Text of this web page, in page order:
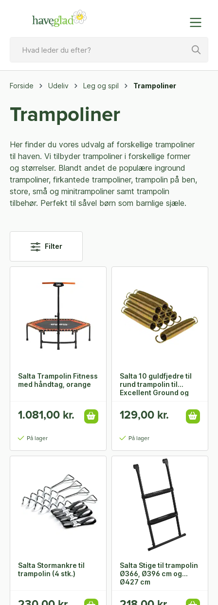
Forside Udeliv Leg og spil Trampoliner
Trampoliner
Her finder du vores udvalg af forskellige trampoliner
til haven. Vi tilbyder trampoliner i forskellige former
og størrelser. Blandt andet de populære inground
trampoliner, firkantede trampoliner, trampolin på ben,
store, små og minitrampoliner samt trampolin
tilbehør. Perfekt til såvel børn som barnlige sjæle.
Filter
Salta Trampolin Fitness
med håndtag, orange
1.081,00 kr.
På lager
Salta 10 guldfjedre til
rund trampolin til
Excellent Ground og
129,00 kr.
På lager
Salta Stormankre til
trampolin (4 stk.)
Salta Stige til trampolin
Ø366, Ø396 cm og
Ø427 cm